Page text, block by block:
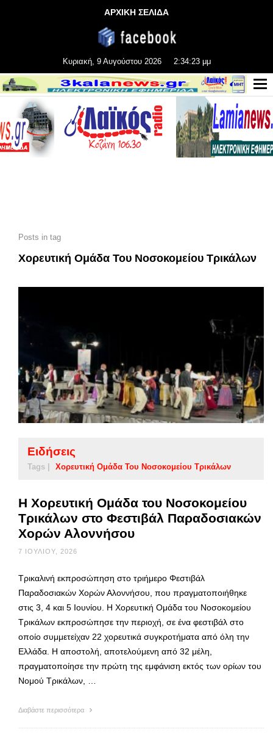
ΑΡΧΙΚΗ ΣΕΛΙΔΑ
Κυριακή, 9 Αυγούστου 2026 2:34:24 μμ
Posts in tag
Χορευτική Ομάδα Του Νοσοκομείου Τρικάλων
Ειδήσεις
Tags | Χορευτική Ομάδα Του Νοσοκομείου Τρικάλων
Η Χορευτική Ομάδα του Νοσοκομείου
Τρικάλων στο Φεστιβάλ Παραδοσιακών
Χορών Αλοννήσου
7 ΙΟΥΛΊΟΥ, 2026
Τρικαλινή εκπροσώπηση στο τριήμερο Φεστιβάλ
Παραδοσιακών Χορών Αλοννήσου, που πραγματοποιήθηκε
στις 3, 4 και 5 Ιουνίου. Η Χορευτική Ομάδα του Νοσοκομείου
Τρικάλων εκπροσώπησε την περιοχή, σε ένα φεστιβάλ στο
οποίο συμμετείχαν 22 χορευτικά συγκροτήματα από όλη την
Ελλάδα. Η αποστολή, αποτελούμενη από 32 μέλη,
πραγματοποίησε την πρώτη της εμφάνιση εκτός των ορίων του
Νομού Τρικάλων, …
Διαβάστε περισσότερα